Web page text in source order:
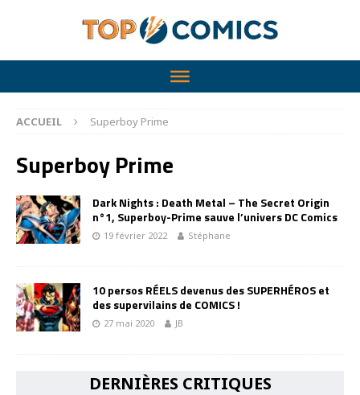
ACCUEIL Superboy Prime
Superboy Prime
Dark Nights : Death Metal – The Secret Origin
n°1, Superboy-Prime sauve l’univers DC Comics
19 février 2022 Stéphane
10 persos RÉELS devenus des SUPERHÉROS et
des supervilains de COMICS !
27 mai 2020 JB
DERNIÈRES CRITIQUES